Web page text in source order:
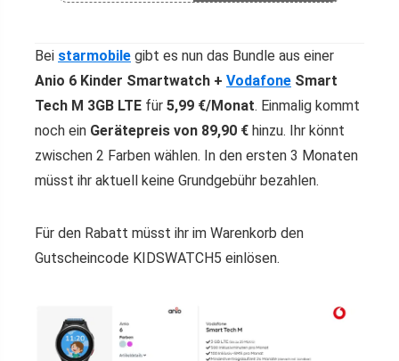
Bei starmobile gibt es nun das Bundle aus einer
Anio 6 Kinder Smartwatch + Vodafone Smart
Tech M 3GB LTE für 5,99 €/Monat. Einmalig kommt
noch ein Gerätepreis von 89,90 € hinzu. Ihr könnt
zwischen 2 Farben wählen. In den ersten 3 Monaten
müsst ihr aktuell keine Grundgebühr bezahlen.
Für den Rabatt müsst ihr im Warenkorb den
Gutscheincode KIDSWATCH5 einlösen.